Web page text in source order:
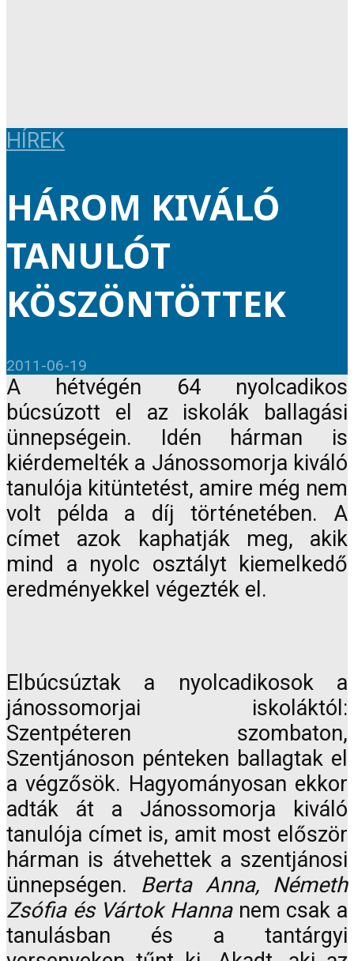
HÍREK
HÁROM KIVÁLÓ
TANULÓT
KÖSZÖNTÖTTEK
2011-06-19
A hétvégén 64 nyolcadikos
búcsúzott el az iskolák ballagási
ünnepségein. Idén hárman is
kiérdemelték a Jánossomorja kiváló
tanulója kitüntetést, amire még nem
volt példa a díj történetében. A
címet azok kaphatják meg, akik
mind a nyolc osztályt kiemelkedő
eredményekkel végezték el.
Elbúcsúztak a nyolcadikosok a
jánossomorjai iskoláktól:
Szentpéteren szombaton,
Szentjánoson pénteken ballagtak el
a végzősök. Hagyományosan ekkor
adták át a Jánossomorja kiváló
tanulója címet is, amit most először
hárman is átvehettek a szentjánosi
ünnepségen. Berta Anna, Németh
Zsófia és Vártok Hanna nem csak a
tanulásban és a tantárgyi